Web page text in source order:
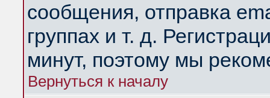
сообщения, отправка
группах и т. д.
минут, поэтому мы
Вернуться к началу